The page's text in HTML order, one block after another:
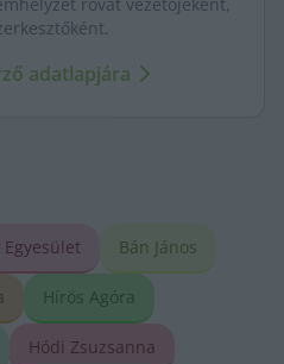
rovat vezetőjeként,
adatlapjára
Bán János
Hírös Agóra
Hódi Zsuzsanna